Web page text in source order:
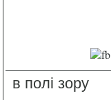
в полі зору